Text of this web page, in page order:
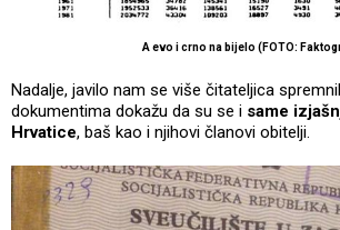
A evo i crno na bijelo (FOTO:
Nadalje, javilo nam se više čitateljica
dokumentima dokažu da su se i same
Hrvatice, baš kao i njihovi članovi obitelji.